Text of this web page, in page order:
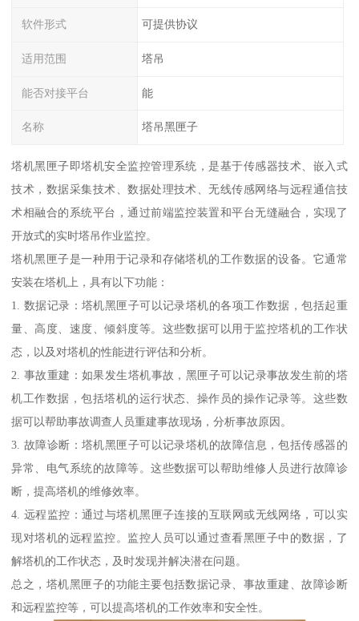
软件形式 可提供协议
适用范围 塔吊
能否对接平台 能
名称 塔吊黑匣子
塔机黑匣子即塔机安全监控管理系统，是基于传感器技术、嵌入式
技术，数据采集技术、数据处理技术、无线传感网络与远程通信技
术相融合的系统平台，通过前端监控装置和平台无缝融合，实现了
开放式的实时塔吊作业监控。
塔机黑匣子是一种用于记录和存储塔机的工作数据的设备。它通常
安装在塔机上，具有以下功能：
1. 数据记录：塔机黑匣子可以记录塔机的各项工作数据，包括起重
量、高度、速度、倾斜度等。这些数据可以用于监控塔机的工作状
态，以及对塔机的性能进行评估和分析。
2. 事故重建：如果发生塔机事故，黑匣子可以记录事故发生前的塔
机工作数据，包括塔机的运行状态、操作员的操作记录等。这些数
据可以帮助事故调查人员重建事故现场，分析事故原因。
3. 故障诊断：塔机黑匣子可以记录塔机的故障信息，包括传感器的
异常、电气系统的故障等。这些数据可以帮助维修人员进行故障诊
断，提高塔机的维修效率。
4. 远程监控：通过与塔机黑匣子连接的互联网或无线网络，可以实
现对塔机的远程监控。监控人员可以通过查看黑匣子中的数据，了
解塔机的工作状态，及时发现并解决潜在问题。
总之，塔机黑匣子的功能主要包括数据记录、事故重建、故障诊断
和远程监控等，可以提高塔机的工作效率和安全性。